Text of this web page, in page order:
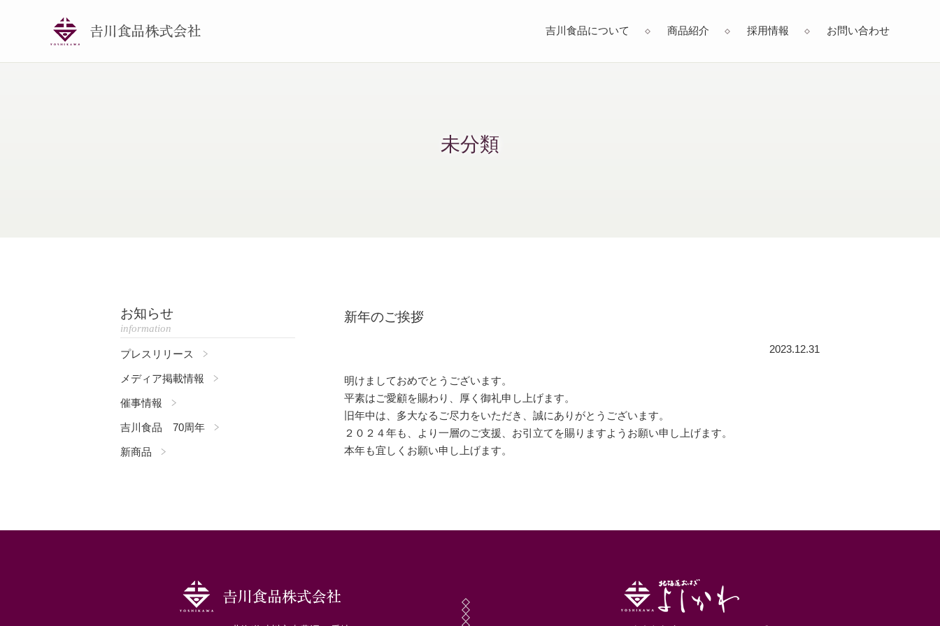
吉川食品について 商品紹介 採用情報 お問い合わせ
未分類
お知らせ
information
プレスリリース
メディア掲載情報
催事情報
吉川食品 70周年
新商品
新年のご挨拶
2023.12.31
明けましておめでとうございます。
平素はご愛顧を賜わり、厚く御礼申し上げます。
旧年中は、多大なるご尽力をいただき、誠にありがとうございます。
２０２４年も、より一層のご支援、お引立てを賜りますようお願い申し上げます。
本年も宜しくお願い申し上げます。